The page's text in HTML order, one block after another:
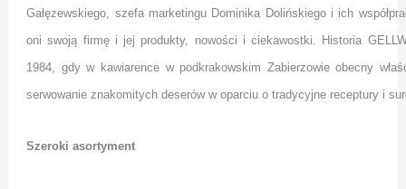
Gałęzewskiego, szefa marketingu Dominika Dolińskiego i ich
oni swoją firmę i jej produkty, nowości iciekawostki. Historia
1984, gdy w kawiarence w podkrakowskim Zabierzowie obecny
serwowanie znakomitych deserów w oparciu o tradycyjne receptury i
Szeroki asortyment